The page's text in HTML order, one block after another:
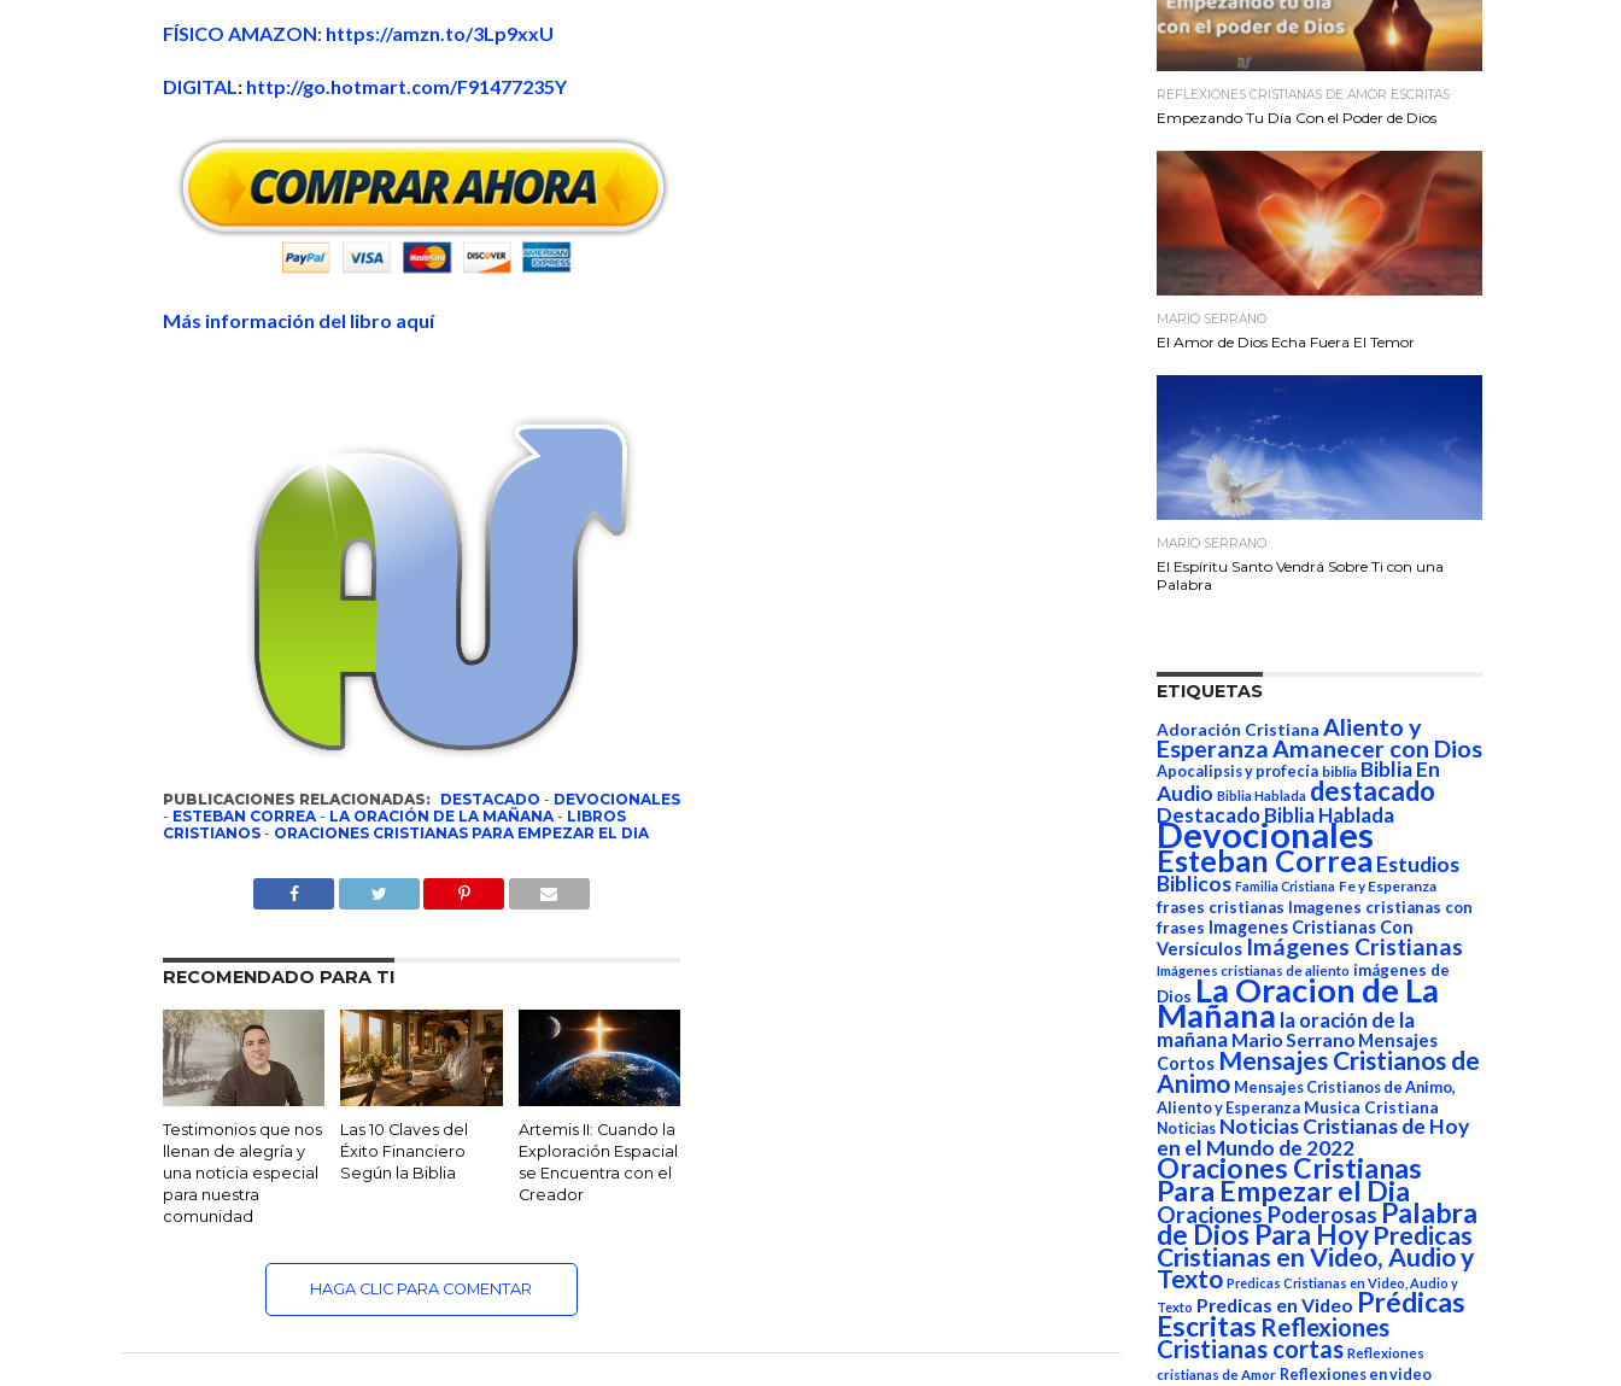
FÍSICO AMAZON: https://amzn.to/3Lp9xxU
DIGITAL: http://go.hotmart.com/F91477235Y
Más información del libro aquí
PUBLICACIONES RELACIONADAS: DESTACADO - DEVOCIONALES
- ESTEBAN CORREA- LA ORACIÓN DE LA MAÑANA- LIBROS
CRISTIANOS- ORACIONES CRISTIANAS PARA EMPEZAR EL DIA
RECOMENDADO PARA TI
Testimonios que nos
llenan de alegría y
una noticia especial
para nuestra
comunidad
Las 10 Claves del
Éxito Financiero
Según la Biblia
Artemis II: Cuando la
Exploración Espacial
se Encuentra con el
Creador
HAGA CLIC PARA COMENTAR
REFLEXIONES CRISTIANAS DE AMOR ESCRITAS
Empezando Tu Día Con el Poder de Dios
MARIO SERRANO
El Amor de Dios Echa Fuera El Temor
MARIO SERRANO
El Espíritu Santo Vendrá Sobre Ti con una
Palabra
ETIQUETAS
Adoración Cristiana Aliento y
EsperanzaAmanecer con Dios
Apocalipsis y profecía biblia Biblia En
Audio Biblia Hablada destacado
Destacado Biblia Hablada
Devocionales
Esteban Correa Estudios
Biblicos Familia Cristiana Fe y Esperanza
frases cristianas Imagenes cristianas con
frases Imagenes Cristianas Con
Versículos Imágenes Cristianas
Imágenes cristianas de aliento imágenes de
Dios La Oracion de La
Mañana la oración de la
mañana Mario Serrano Mensajes
Cortos Mensajes Cristianos de
Animo Mensajes Cristianos de Animo,
Aliento y Esperanza Musica Cristiana
Noticias Noticias Cristianas de Hoy
en el Mundo de 2022
Oraciones Cristianas
Para Empezar el Dia
Oraciones Poderosas Palabra
de Dios Para HoyPredicas
Cristianas en Video, Audio y
Texto Predicas Cristianas en Video, Audio y
Texto Predicas en Video Prédicas
Escritas Reflexiones
Cristianas cortas Reflexiones
cristianas de Amor Reflexiones en video